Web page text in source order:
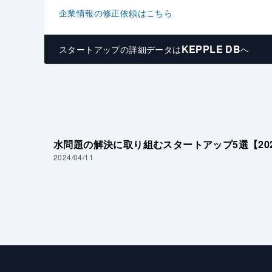
企業情報の修正依頼はこちら
スタートアップの詳細データはKEPPLE DBへ
水問題の解決に取り組むスタートアップ5選【
2024/04/11